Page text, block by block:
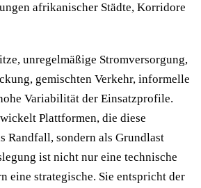
afrikanischer Städte, Korridore
unregelmäßige Stromversorgung,
gemischten Verkehr, informelle
Variabilität der Einsatzprofile.
Plattformen, die diese
Randfall, sondern als Grundlast
ist nicht nur eine technische
eine strategische. Sie entspricht der